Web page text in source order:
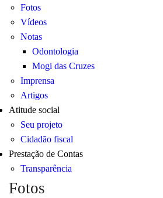
Fotos
Vídeos
Notas
Odontologia
Mogi das Cruzes
Imprensa
Artigos
Atitude social
Seu projeto
Cidadão fiscal
Prestação de Contas
Transparência
Fotos